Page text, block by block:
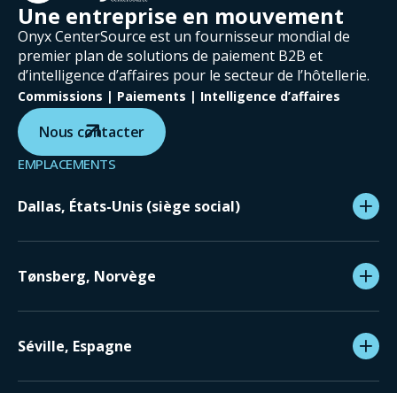
Une entreprise en mouvement
Onyx CenterSource est un fournisseur mondial de
premier plan de solutions de paiement B2B et
d’intelligence d’affaires pour le secteur de l’hôtellerie.
Commissions | Paiements | Intelligence d’affaires
Nous contacter
EMPLACEMENTS
Dallas, États-Unis (siège social)
Tønsberg, Norvège
Séville, Espagne